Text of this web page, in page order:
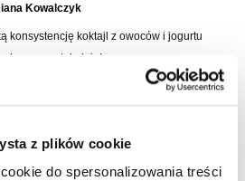
z plików cookie
do spersonalizowania treści
Kowalczyk
konsystencję koktajl z owoców i jogurtu
na początek dnia!